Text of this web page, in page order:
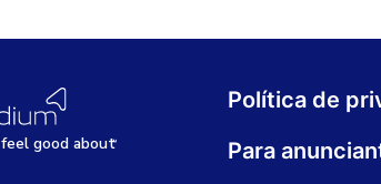
feel good about
Política de
Para